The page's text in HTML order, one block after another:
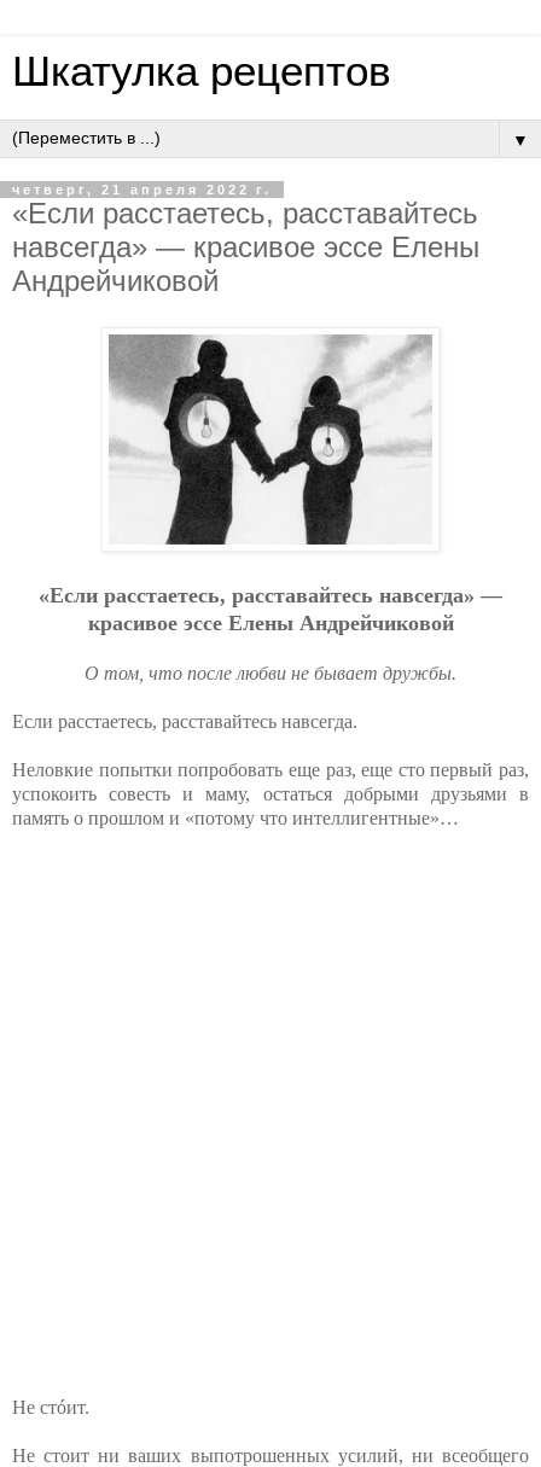
Шкатулка рецептов
▼
четверг, 21 апреля 2022 г.
«Если расстаетесь, расставайтесь
навсегда» — красивое эссе Елены
Андрейчиковой
«Если расстаетесь, расставайтесь навсегда» —
красивое эссе Елены Андрейчиковой
О том, что после любви не бывает дружбы.
Если расстаетесь, расставайтесь навсегда.
Неловкие попытки попробовать еще раз, еще сто первый раз,
успокоить совесть и маму, остаться добрыми друзьями в
память о прошлом и «потому что интеллигентные»…
Не стóит.
Не стоит ни ваших выпотрошенных усилий, ни всеобщего